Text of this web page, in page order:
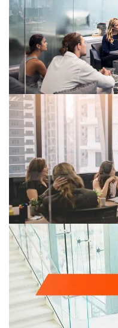
Gestión del
organizacional
PwC México
centradas en las
cambio, cultura
trabajo en
PwC aborda la
desde una
del talento, tecnología,